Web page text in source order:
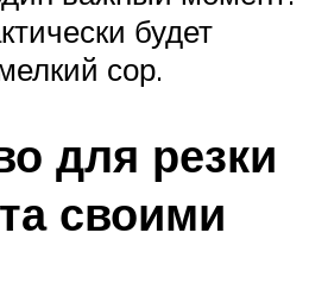
будет
сор.
для резки
своими